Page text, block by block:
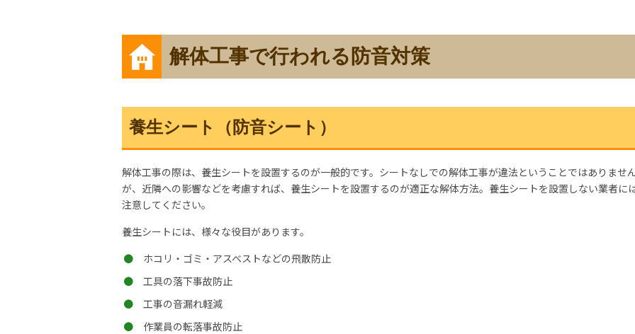
解体工事で行われる防音対策
養生シート（防音シート）
解体工事の際は、養生シートを設置するのが一般的です。シートなしでの解体工事が違法ということではありませ
が、近隣への影響などを考慮すれば、養生シートを設置するのが適正な解体方法。養生シートを設置しない業者に
注意してください。
養生シートには、様々な役目があります。
ホコリ・ゴミ・アスベストなどの飛散防止
工具の落下事故防止
工事の音漏れ軽減
作業員の転落事故防止